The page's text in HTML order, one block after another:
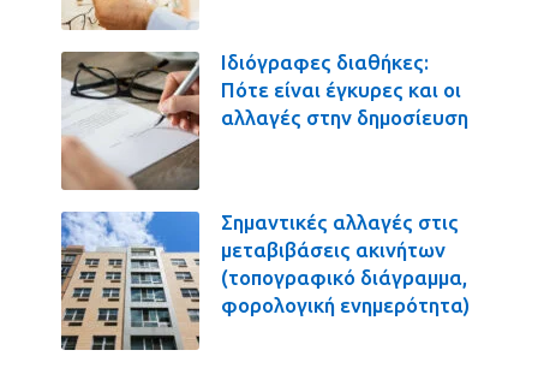
Ιδιόγραφες διαθήκες:
Πότε είναι έγκυρες και οι
αλλαγές στην δημοσίευση
Σημαντικές αλλαγές στις
μεταβιβάσεις ακινήτων
(τοπογραφικό διάγραμμα,
φορολογική ενημερότητα)